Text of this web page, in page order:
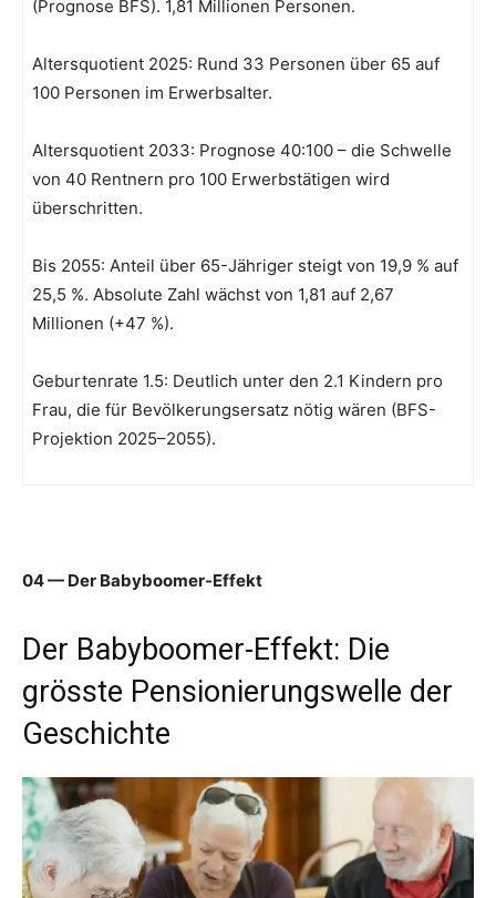
(Prognose BFS). 1,81 Millionen Personen.
Altersquotient 2025: Rund 33 Personen über 65 auf
100 Personen im Erwerbsalter.
Altersquotient 2033: Prognose 40:100 – die Schwelle
von 40 Rentnern pro 100 Erwerbstätigen wird
überschritten.
Bis 2055: Anteil über 65-Jähriger steigt von 19,9 % auf
25,5 %. Absolute Zahl wächst von 1,81 auf 2,67
Millionen (+47 %).
Geburtenrate 1.5: Deutlich unter den 2.1 Kindern pro
Frau, die für Bevölkerungsersatz nötig wären (BFS-
Projektion 2025–2055).
04 — Der Babyboomer-Effekt
Der Babyboomer-Effekt: Die
grösste Pensionierungswelle der
Geschichte